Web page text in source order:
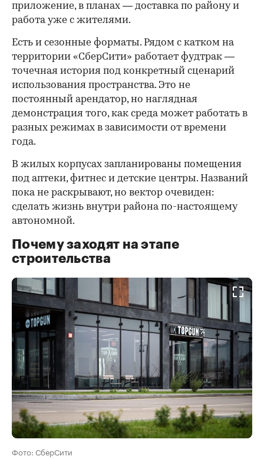
приложение, в планах — доставка по району и
работа уже с жителями.
Есть и сезонные форматы. Рядом с катком на
территории «СберСити» работает фудтрак —
точечная история под конкретный сценарий
использования пространства. Это не
постоянный арендатор, но наглядная
демонстрация того, как среда может работать в
разных режимах в зависимости от времени
года.
В жилых корпусах запланированы помещения
под аптеки, фитнес и детские центры. Названий
пока не раскрывают, но вектор очевиден:
сделать жизнь внутри района по-настоящему
автономной.
Почему заходят на этапе
строительства
Фото: СберСити